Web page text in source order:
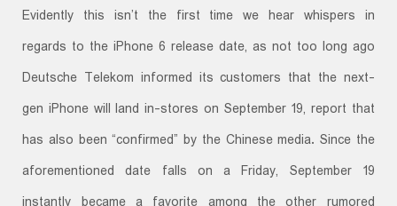
Evidently this isn’t the first time we hear whispers in
regards to the iPhone 6 release date, as not too long ago
Deutsche Telekom informed its customers that the next-
gen iPhone will land in-stores on September 19, report that
has also been “confirmed” by the Chinese media. Since the
aforementioned date falls on a Friday, September 19